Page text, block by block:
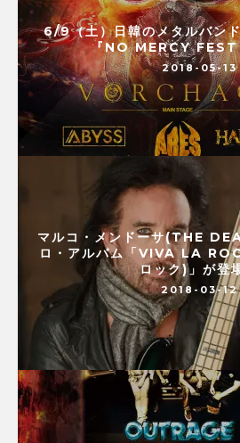
6/9（土）日韓のメタルバンド
『NO MERCY
2018-05-13
マルコ・メンドーサ(THE
ロ・アルバム「VIVA LA
ロック)」が登
2018-03-12